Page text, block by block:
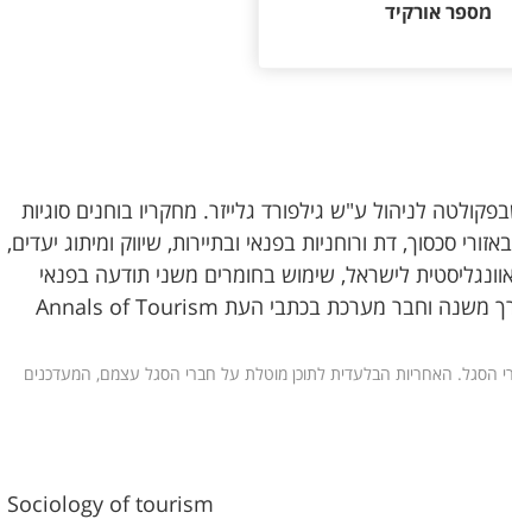
מספר אורקיד
לניהול ע"ש גילפורד גלייזר. מחקריו בוחנים סוגיות
סכסוך, דת ורוחניות בפנאי ובתיירות, שיווק ומיתוג יעדים,
לישראל, שימוש בחומרים משני תודעה בפנאי
ותיירות, המשאב האנושי בענפי התיירות והאירוח ועוד. הוא עורך משנה וחבר מערכת בכתבי העת Annals of Tourism
הסגל. האחריות הבלעדית לתוכן מוטלת על חברי הסגל עצמם, המעדכנים
Sociology of tourism